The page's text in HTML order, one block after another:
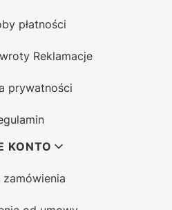
płatności
Reklamacje
prywatności
KONTO
zamówienia